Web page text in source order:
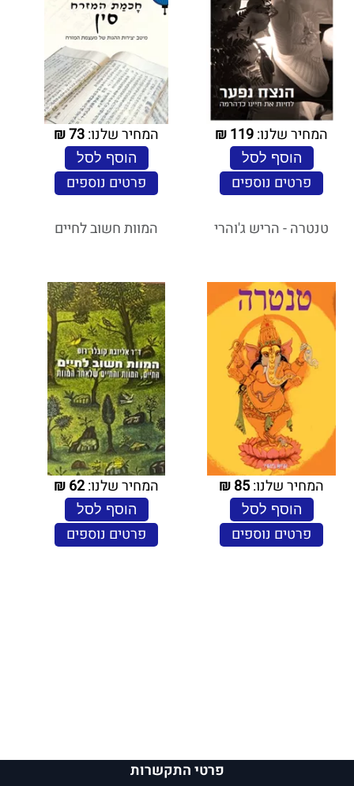
המחיר שלנו:119
₪
הוסף לסל
פרטים נוספים
המחיר שלנו:73
₪
הוסף לסל
פרטים נוספים
טנטרה - הריש ג'והרי
המחיר שלנו:85
₪
הוסף לסל
פרטים נוספים
המוות חשוב לחיים
המחיר שלנו:62
₪
הוסף לסל
פרטים נוספים
פרטי התקשרות